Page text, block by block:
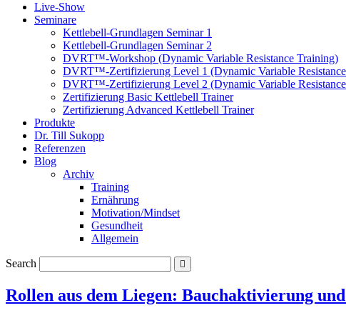
Live-Show
Seminare
Kettlebell-Grundlagen Seminar 1
Kettlebell-Grundlagen Seminar 2
DVRT™-Workshop (Dynamic Variable Resistance Training)
DVRT™-Zertifizierung Level 1 (Dynamic Variable
DVRT™-Zertifizierung Level 2 (Dynamic Variable
Zertifizierung Basic Kettlebell Trainer
Zertifizierung Advanced Kettlebell Trainer
Produkte
Dr. Till Sukopp
Referenzen
Blog
Archiv
Training
Ernährung
Motivation/Mindset
Gesundheit
Allgemein
Search
Rollen aus dem Liegen: Bauchaktivierung